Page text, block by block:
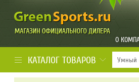
О
КАТАЛОГ ТОВАРОВ